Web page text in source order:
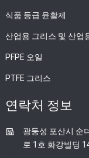
식품 등급 윤활제
산업용 그리스 및 산업
PFPE 오일
PTFE 그리스
연락처 정보
광둥성 포산시 순
로 1호 화강빌딩